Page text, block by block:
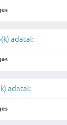
adatai:
adatai: